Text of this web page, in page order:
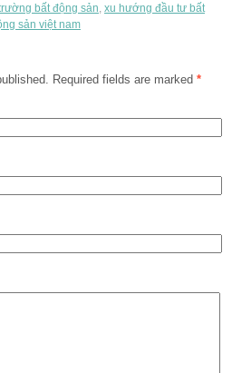
bất động sản, xu hướng đầu tư bất
sản việt nam
Required fields are marked *